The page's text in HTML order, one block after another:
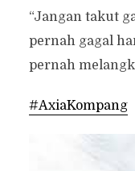
“Jangan takut
pernah gagal
pernah
#AxiaKompang